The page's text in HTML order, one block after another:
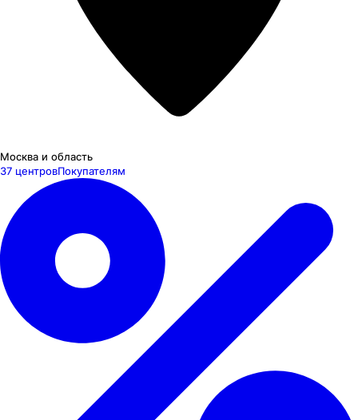
Москва и область
37 центровПокупателям